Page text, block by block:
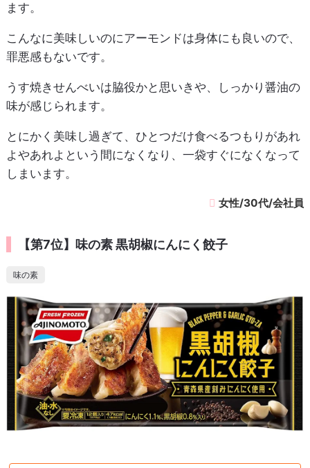
ます。
こんなに美味しいのにアーモンドは身体にも良いので、
罪悪感もないです。
うす焼きせんべいは脇役かと思いきや、しっかり醤油の
味が感じられます。
とにかく美味し過ぎて、ひとつだけ食べるつもりがあれ
よやあれよという間になくなり、一袋すぐになくなって
しまいます。
女性/30代/会社員
【第7位】味の素 黒胡椒にんにく餃子
味の素